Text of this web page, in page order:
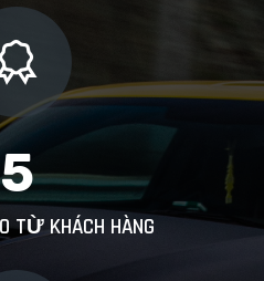
5
TỪ KHÁCH HÀNG